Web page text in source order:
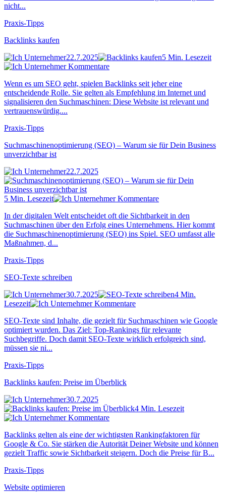
nicht...
Praxis-Tipps
Backlinks kaufen
22.7.2025
5 Min. Lesezeit
Kommentare
Wenn es um SEO geht, spielen Backlinks seit jeher eine
entscheidende Rolle. Sie gelten als Empfehlung im Internet und
signalisieren den Suchmaschinen: Diese Website ist relevant und
vertrauenswürdig....
Praxis-Tipps
Suchmaschinenoptimierung (SEO) – Warum sie für Dein Business
unverzichtbar ist
22.7.2025
5 Min. Lesezeit
Kommentare
In der digitalen Welt entscheidet oft die Sichtbarkeit in den
Suchmaschinen über den Erfolg eines Unternehmens. Hier kommt
die Suchmaschinenoptimierung (SEO) ins Spiel. SEO umfasst alle
Maßnahmen, d...
Praxis-Tipps
SEO-Texte schreiben
30.7.2025
4 Min.
Lesezeit
Kommentare
SEO-Texte sind Inhalte, die gezielt für Suchmaschinen wie Google
optimiert wurden. Das Ziel: Top-Rankings für relevante
Suchbegriffe. Doch damit SEO-Texte wirklich erfolgreich sind,
müssen sie ni...
Praxis-Tipps
Backlinks kaufen: Preise im Überblick
30.7.2025
4 Min. Lesezeit
Kommentare
Backlinks gelten als eine der wichtigsten Rankingfaktoren für
Google & Co. Sie stärken die Autorität Deiner Website und können
gezielt Traffic sowie Sichtbarkeit steigern. Doch die Preise für B...
Praxis-Tipps
Website optimieren